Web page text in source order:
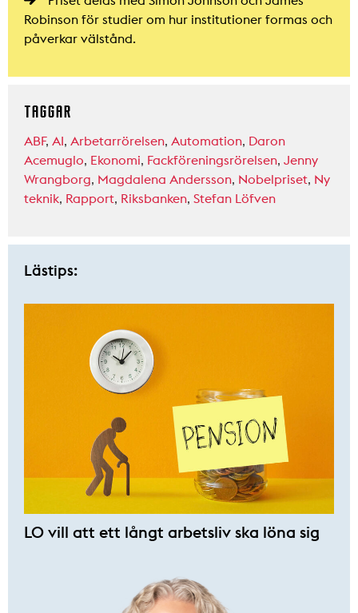
Robinson för studier om hur institutioner formas och
påverkar välstånd.
TAGGAR
ABF, AI, Arbetarrörelsen, Automation, Daron
Acemuglo, Ekonomi, Fackföreningsrörelsen, Jenny
Wrangborg, Magdalena Andersson, Nobelpriset, Ny
teknik, Rapport, Riksbanken, Stefan Löfven
Lästips:
LO vill att ett långt arbetsliv ska löna sig